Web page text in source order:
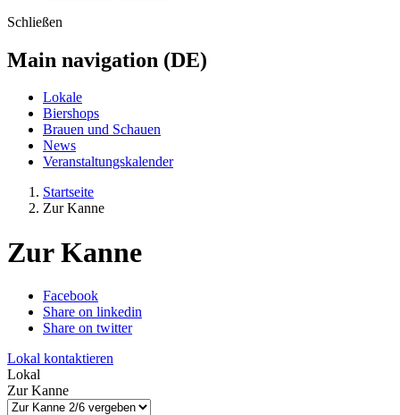
Schließen
Main navigation (DE)
Lokale
Biershops
Brauen und Schauen
News
Veranstaltungskalender
Startseite
Zur Kanne
Zur Kanne
Facebook
Share on linkedin
Share on twitter
Lokal kontaktieren
Lokal
Zur Kanne